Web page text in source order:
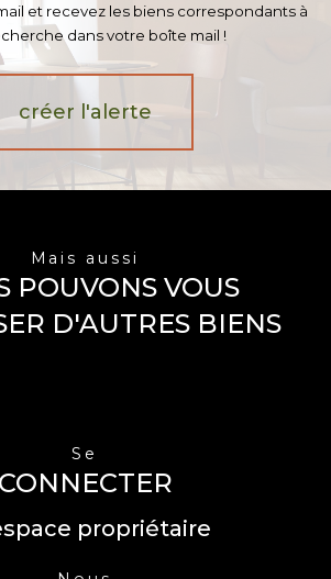
et recevez les biens correspondants à
dans votre boîte mail !
créer l'alerte
Mais aussi
POUVONS VOUS
D'AUTRES BIENS
Se
CONNECTER
propriétaire